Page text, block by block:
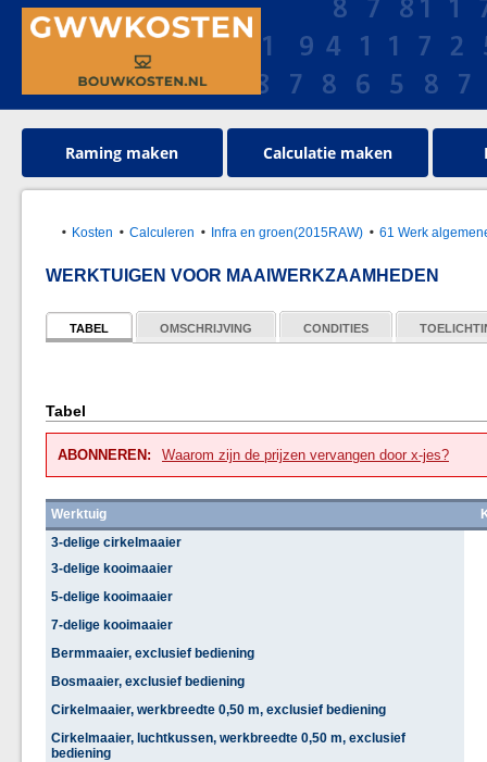
Raming maken Calculatie maken
Kosten Calculeren Infra en groen(2015RAW) 61 Werk
WERKTUIGEN VOOR MAAIWERKZAAMHEDEN
TABEL OMSCHRIJVING CONDITIES
Tabel
ABONNEREN: Waarom zijn de prijzen vervangen door x-jes?
Werktuig
3-delige cirkelmaaier
3-delige kooimaaier
5-delige kooimaaier
7-delige kooimaaier
Bermmaaier, exclusief bediening
Bosmaaier, exclusief bediening
Cirkelmaaier, werkbreedte 0,50 m, exclusief bediening
Cirkelmaaier, luchtkussen, werkbreedte 0,50 m, exclusief
bediening